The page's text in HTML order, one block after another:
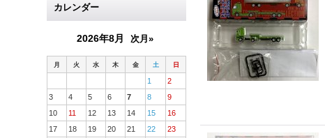
カレンダー
2026年8月 次月»
月 火 水 木 金 土 日
1
2
3
4 5 6 7 8
9
10
11 12 13 14 15
16
17
18 19 20 21 22
23